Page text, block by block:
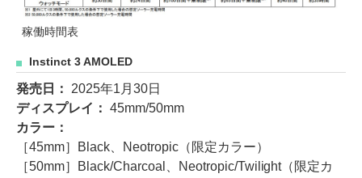
稼働時間表
Instinct 3 AMOLED
発売日： 2025年1月30日
ディスプレイ： 45mm/50mm
カラー：
［45mm］Black、Neotropic（限定カラー）
［50mm］Black/Charcoal、Neotropic/Twilight（限定カ